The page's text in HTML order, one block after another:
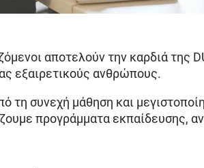
αποτελούν την καρδιά της
εξαιρετικούς ανθρώπους.
τη συνεχή μάθηση και
προγράμματα εκπαίδευσης,